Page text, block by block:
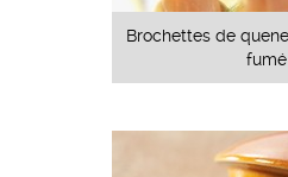
Brochettes de
fumé